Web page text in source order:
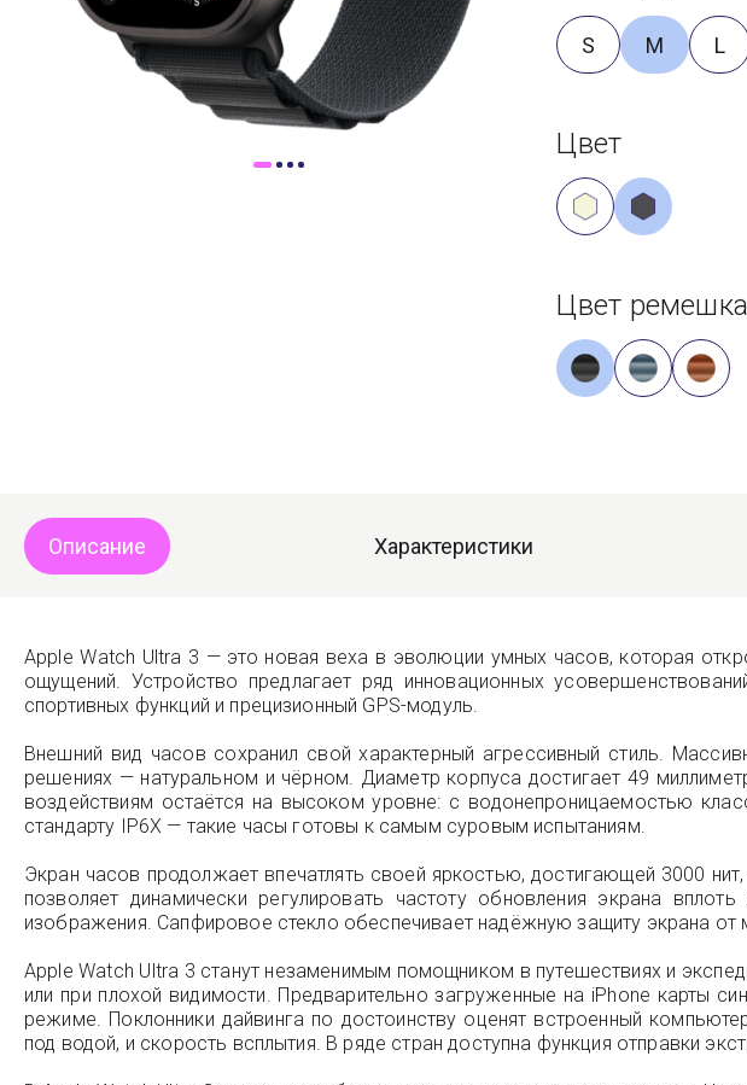
S M L
Цвет
Цвет ремешка
Описание Характеристики
Apple Watch Ultra 3 — это новая веха в эволюции умных часов, которая
ощущений. Устройство предлагает ряд инновационных
спортивных функций и прецизионный GPS-модуль.
Внешний вид часов сохранил свой характерный агрессивный стиль.
решениях — натуральном и чёрном. Диаметр корпуса достигает 49
воздействиям остаётся на высоком уровне: с водонепроницаемостью
стандарту IP6X — такие часы готовы к самым суровым испытаниям.
Экран часов продолжает впечатлять своей яркостью, достигающей 3000
позволяет динамически регулировать частоту обновления экрана
изображения. Сапфировое стекло обеспечивает надёжную защиту экрана
Apple Watch Ultra 3 станут незаменимым помощником в путешествиях и
или при плохой видимости. Предварительно загруженные на iPhone карты
режиме. Поклонники дайвинга по достоинству оценят встроенный
под водой, и скорость всплытия. В ряде стран доступна функция отправки